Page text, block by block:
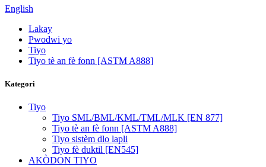
English
Lakay
Pwodwi yo
Tiyo
Tiyo tè an fè fonn [ASTM A888]
Kategori
Tiyo
Tiyo SML/BML/KML/TML/MLK [EN 877]
Tiyo tè an fè fonn [ASTM A888]
Tiyo sistèm dlo lapli
Tiyo fè duktil [EN545]
AKÒDON TIYO